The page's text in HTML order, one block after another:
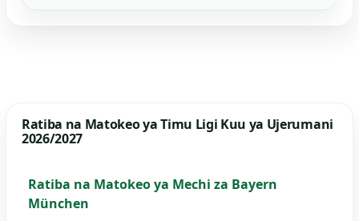
Ratiba na Matokeo ya Timu Ligi Kuu ya Ujerumani
2026/2027
Ratiba na Matokeo ya Mechi za Bayern
München